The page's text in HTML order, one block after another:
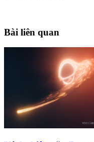
Bài liên quan